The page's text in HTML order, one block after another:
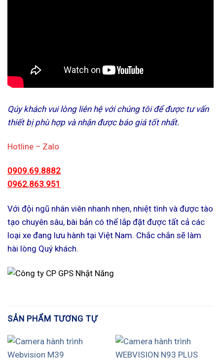
Qúy khách vui lòng liên hệ với chúng tôi để được tư vấn
thiết bị phù hợp và nhận được báo giá tốt nhất.
Hotline – Zalo
0909.69.8882
0962.863.951
Với đội ngũ nhân viên nhanh nhẹn, nhiệt tình và được tào
tạo chuyên sâu, bài bản có thể lắp đặt được tất cả các
loại xe đang lưu hành tại Việt Nam. Chắc chắn sẽ làm
hài lòng Quý khách.
SẢN PHẨM TƯƠNG TỰ